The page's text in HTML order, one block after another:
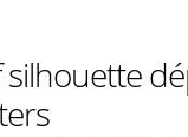
silhouette